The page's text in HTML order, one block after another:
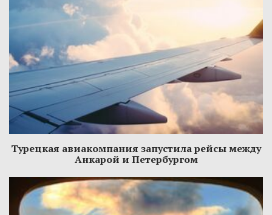
Турецкая авиакомпания запустила рейсы между
Анкарой и Петербургом